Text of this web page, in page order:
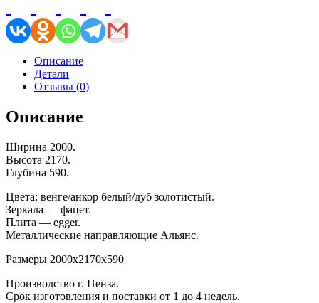
Описание
Детали
Отзывы (0)
Описание
Ширина 2000.
Высота 2170.
Глубина 590.
Цвета: венге/анкор белый/дуб золотистый.
Зеркала — фацет.
Плита — egger.
Металлические направляющие Альянс.
Размеры 2000х2170х590
Производство г. Пенза.
Срок изготовления и поставки от 1 до 4 недель.